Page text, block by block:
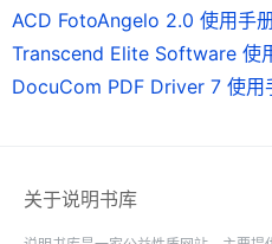
ACD FotoAngelo 2.0 使用手
Transcend Elite Software 使
DocuCom PDF Driver 7 使用
关于说明书库